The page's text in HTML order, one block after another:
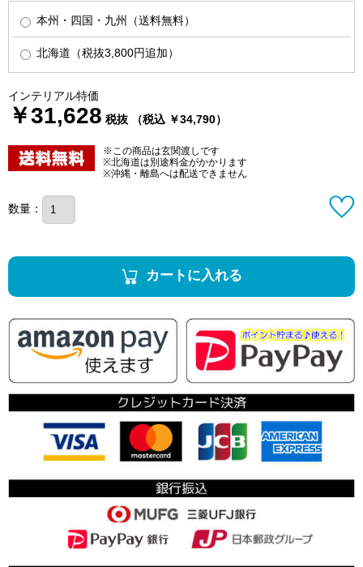
本州・四国・九州（送料無料）
北海道（税抜3,800円追加）
インテリアル特価
￥31,628 税抜 （税込 ￥34,790）
※この商品は玄関渡しです
※北海道は別途料金がかかります
※沖縄・離島へは配送できません
数量：
カートに入れる